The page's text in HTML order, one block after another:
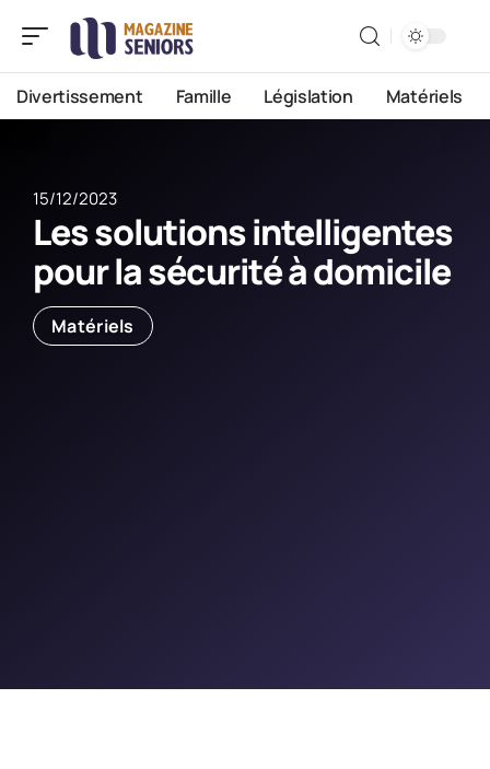
Divertissement Famille Législation Matériels
15/12/2023
Les solutions intelligentes
pour la sécurité à domicile
Matériels